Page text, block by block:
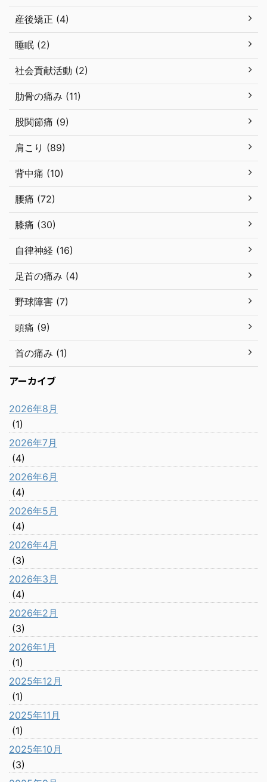
産後矯正 (4)
睡眠 (2)
社会貢献活動 (2)
肋骨の痛み (11)
股関節痛 (9)
肩こり (89)
背中痛 (10)
腰痛 (72)
膝痛 (30)
自律神経 (16)
足首の痛み (4)
野球障害 (7)
頭痛 (9)
首の痛み (1)
アーカイブ
2026年8月
(1)
2026年7月
(4)
2026年6月
(4)
2026年5月
(4)
2026年4月
(3)
2026年3月
(4)
2026年2月
(3)
2026年1月
(1)
2025年12月
(1)
2025年11月
(1)
2025年10月
(3)